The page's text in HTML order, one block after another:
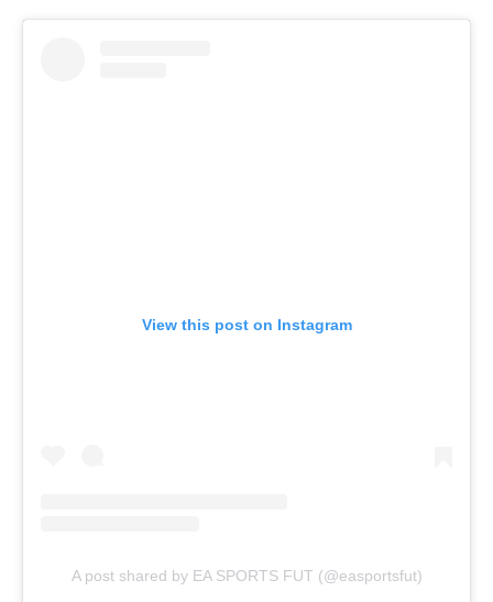
View this post on Instagram
A post shared by EA SPORTS FUT (@easportsfut)